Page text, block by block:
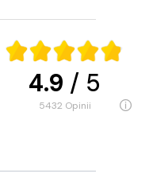
4.9 / 5
5432 opinii